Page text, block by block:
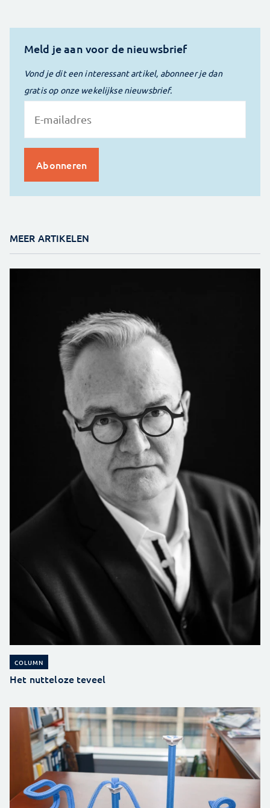
Meld je aan voor de nieuwsbrief
Vond je dit een interessant artikel, abonneer je dan
gratis op onze wekelijkse nieuwsbrief.
MEER ARTIKELEN
COLUMN
Het nutteloze teveel